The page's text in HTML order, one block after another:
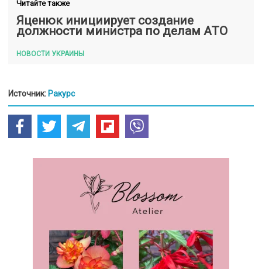
Читайте также
Яценюк инициирует создание
должности министра по делам АТО
НОВОСТИ УКРАИНЫ
Источник: Ракурс